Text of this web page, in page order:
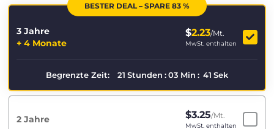
BESTER DEAL – SPARE 83 %
3 Jahre
+ 4 Monate
$2.23/Mt.
MwSt. enthalten
Begrenzte Zeit: 21 Stunden :03 Min : 40 Sek
2 Jahre $3.25/Mt.
MwSt. enthalten